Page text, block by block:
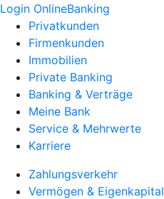
Login OnlineBanking
Privatkunden
Firmenkunden
Immobilien
Private Banking
Banking & Verträge
Meine Bank
Service & Mehrwerte
Karriere
Zahlungsverkehr
Vermögen & Eigenkapital